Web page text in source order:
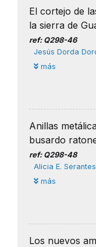
El cortejo de
la sierra de
ref: Q298-46
Jesús Dorda
más
Anillas
busardo
ref: Q298-48
Alicia E.
más
Los nuevos